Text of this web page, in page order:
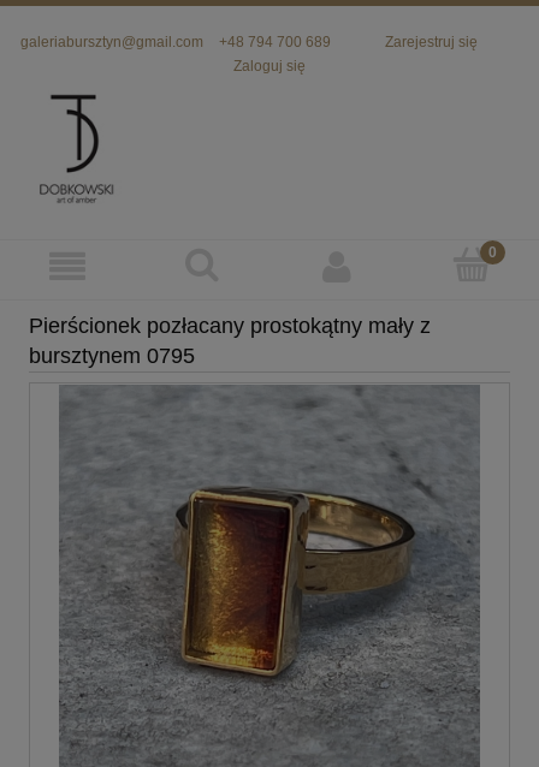
galeriabursztyn@gmail.com +48 794 700 689
Zarejestruj się
Zaloguj się
Pierścionek pozłacany prostokątny mały z
bursztynem 0795